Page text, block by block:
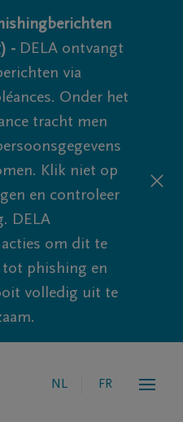
- DELA ontvangt
via
Onder het
tracht men
Klik niet op
en controleer
DELA
om dit te
phishing en
volledig uit te
NL FR